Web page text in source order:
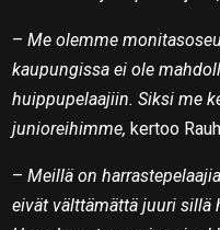
–Me olemme
kaupungissa ei ole
huippupelaajiin. Siksi me
junioreihimme, kertoo
–Meillä on
eivät välttämättä juuri sillä